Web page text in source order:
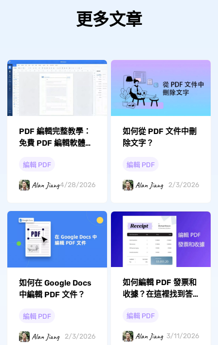
更多文章
PDF 編輯完整教學：
免費 PDF 編輯軟體推
年最新）
編輯 PDF
Alan Jiang4/28/2026
如何從 PDF 文件中刪
除文字？
編輯 PDF
Alan Jiang 2/3/2026
如何在 Google Docs
中編輯 PDF 文件？
編輯 PDF
Alan Jiang 2/3/2026
如何編輯 PDF 發票和
收據？在這裡找到答
編輯 PDF
Alan Jiang 3/11/2026